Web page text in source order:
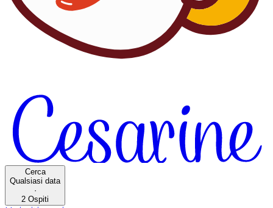
Cerca
Qualsiasi data
·
2 Ospiti